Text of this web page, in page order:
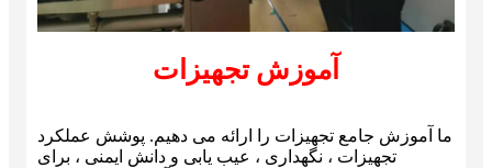
آموزش تجهیزات
ما آموزش جامع تجهیزات را ارائه می دهیم. پوشش عملکرد
تجهیزات ، نگهداری ، عیب یابی و دانش ایمنی ، برای